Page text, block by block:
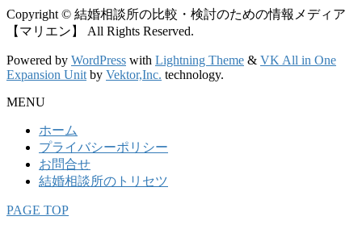
Copyright © 結婚相談所の比較・検討のための情報メディア
【マリエン】 All Rights Reserved.
Powered by WordPress with Lightning Theme & VK All in One
Expansion Unit by Vektor,Inc. technology.
MENU
ホーム
プライバシーポリシー
お問合せ
結婚相談所のトリセツ
PAGE TOP